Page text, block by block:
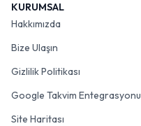
KURUMSAL
Hakkımızda
Bize Ulaşın
Gizlilik Politikası
Google Takvim Entegrasyonu
Site Haritası